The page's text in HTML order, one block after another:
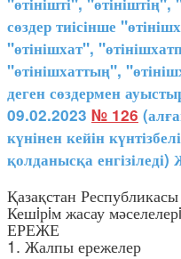
сөздер тиісінше
"өтінішхат",
"өтінішхаттың",
деген сөздермен
09.02.2023 № 126
күнінен кейін
қолданысқа
Қазақстан
Кешiрiм жасау
ЕРЕЖЕ
1. Жалпы ережелер